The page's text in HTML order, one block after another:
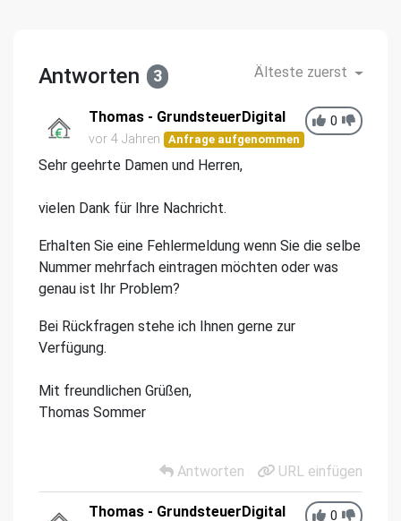
Antworten 3 Älteste zuerst
0
Thomas - GrundsteuerDigital
vor 4 Jahren Anfrage aufgenommen
Sehr geehrte Damen und Herren,
vielen Dank für Ihre Nachricht.
Erhalten Sie eine Fehlermeldung wenn Sie die selbe
Nummer mehrfach eintragen möchten oder was
genau ist Ihr Problem?
Bei Rückfragen stehe ich Ihnen gerne zur
Verfügung.
Mit freundlichen Grüßen,
Thomas Sommer
Antworten URL einfügen
0
Thomas - GrundsteuerDigital